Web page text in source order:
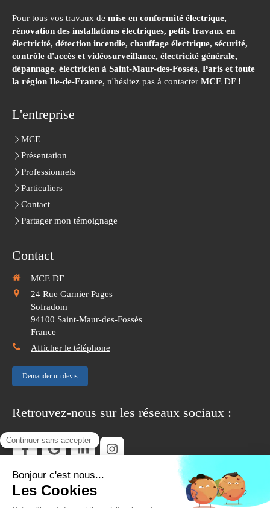
Pour tous vos travaux de mise en conformité électrique,
rénovation des installations électriques, petits travaux en
électricité, détection incendie, chauffage électrique, sécurité,
contrôle d'accès et vidéosurveillance, électricité générale,
dépannage, électricien à Saint-Maur-des-Fossés, Paris et toute
la région Ile-de-France, n'hésitez pas à contacter MCE DF !
L'entreprise
MCE
Présentation
Professionnels
Particuliers
Contact
Partager mon témoignage
Contact
MCE DF
24 Rue Garnier Pages
Sofradom
94100 Saint-Maur-des-Fossés
France
Afficher le téléphone
Demander un devis
Retrouvez-nous sur les réseaux sociaux :